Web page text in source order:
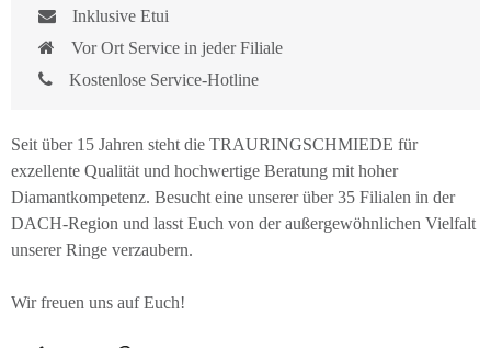
Inklusive Etui
Vor Ort Service in jeder Filiale
Kostenlose Service-Hotline
Seit über 15 Jahren steht die TRAURINGSCHMIEDE für
exzellente Qualität und hochwertige Beratung mit hoher
Diamantkompetenz. Besucht eine unserer über 35 Filialen in der
DACH-Region und lasst Euch von der außergewöhnlichen Vielfalt
unserer Ringe verzaubern.
Wir freuen uns auf Euch!